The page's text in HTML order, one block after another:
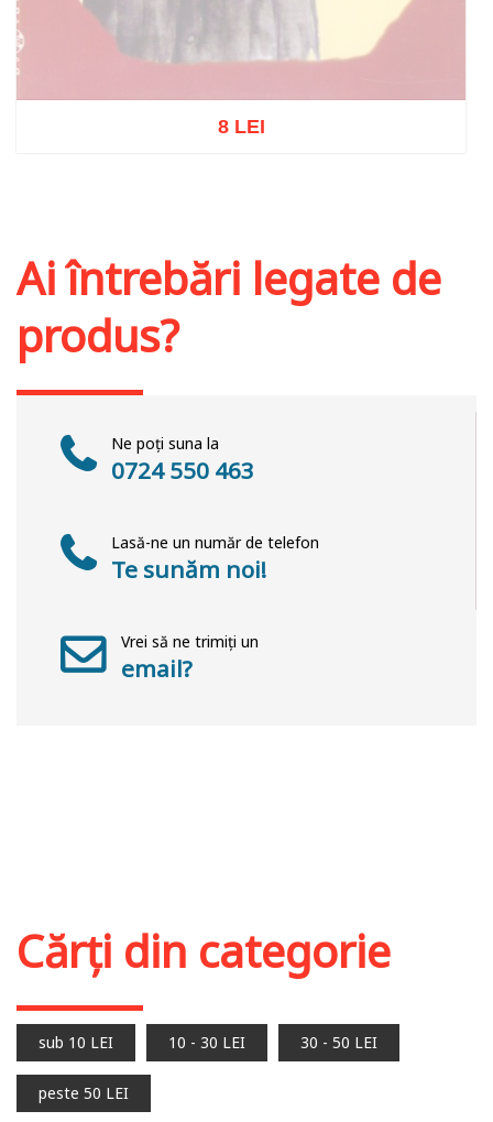
8 LEI
Ai întrebări legate de
produs?
Ne poți suna la
0724 550 463
Lasă-ne un număr de telefon
Te sunăm noi!
Vrei să ne trimiți un
email?
Cărți din categorie
sub 10 LEI 10 - 30 LEI 30 - 50 LEI
peste 50 LEI